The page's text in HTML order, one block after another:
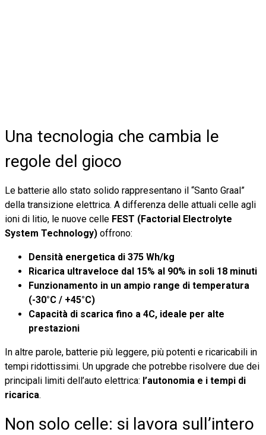
Una tecnologia che cambia le
regole del gioco
Le batterie allo stato solido rappresentano il “Santo Graal”
della transizione elettrica. A differenza delle attuali celle agli
ioni di litio, le nuove celle FEST (Factorial Electrolyte
System Technology) offrono:
Densità energetica di 375 Wh/kg
Ricarica ultraveloce dal 15% al 90% in soli 18 minuti
Funzionamento in un ampio range di temperatura
(-30°C / +45°C)
Capacità di scarica fino a 4C, ideale per alte
prestazioni
In altre parole, batterie più leggere, più potenti e ricaricabili in
tempi ridottissimi. Un upgrade che potrebbe risolvere due dei
principali limiti dell’auto elettrica: l’autonomia e i tempi di
ricarica.
Non solo celle: si lavora sull’intero